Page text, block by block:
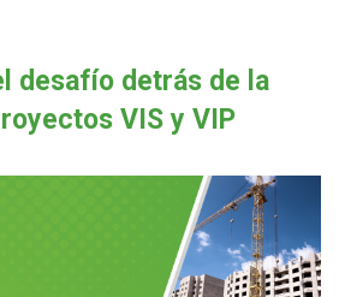
desafío detrás de la
VIS y VIP